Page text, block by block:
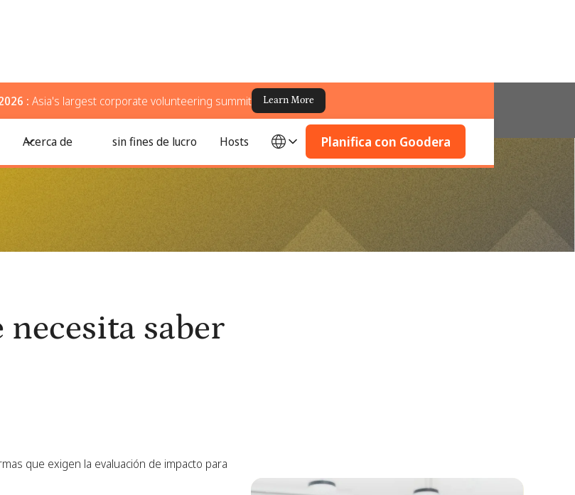
: Asia's largest corporate volunteering summit Learn More
Acerca de sin fines de lucro Hosts Planifica con Goodera
saber
que exigen la evaluación de impacto para